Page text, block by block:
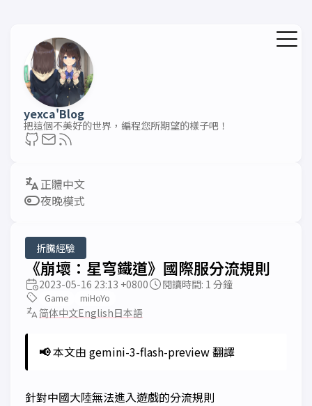
yexca'Blog
把這個不美好的世界，編程您所期望的樣子吧！
夜晚模式
折騰經驗
《崩壞：星穹鐵道》國際服分流規則
2023-05-16 23:13 +0800 閱讀時間: 1 分鐘
Game miHoYo
简体中文English日本語
📢本文由 gemini-3-flash-preview 翻譯
針對中國大陸無法進入遊戲的分流規則